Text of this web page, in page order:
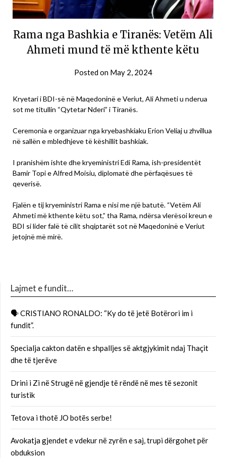
Rama nga Bashkia e Tiranës: Vetëm Ali
Ahmeti mund të më kthente këtu
Posted on May 2, 2024
Kryetari i BDI-së në Maqedoninë e Veriut, Ali Ahmeti u nderua
sot me titullin “Qytetar Nderi” i Tiranës.
Ceremonia e organizuar nga kryebashkiaku Erion Veliaj u zhvillua
në sallën e mbledhjeve të këshillit bashkiak.
I pranishëm ishte dhe kryeministri Edi Rama, ish-presidentët
Bamir Topi e Alfred Moisiu, diplomatë dhe përfaqësues të
qeverisë.
Fjalën e tij kryeministri Rama e nisi me një batutë. “Vetëm Ali
Ahmeti më kthente këtu sot,” tha Rama, ndërsa vlerësoi kreun e
BDI si lider falë të cilit shqiptarët sot në Maqedoninë e Veriut
jetojnë më mirë.
Lajmet e fundit…
🗣 CRISTIANO RONALDO: “Ky do të jetë Botërori im i
fundit”.
Specialja cakton datën e shpalljes së aktgjykimit ndaj Thaçit
dhe të tjerëve
Drini i Zi në Strugë në gjendje të rëndë në mes të sezonit
turistik
Tetova i thotë JO botës serbe!
Avokatja gjendet e vdekur në zyrën e saj, trupi dërgohet për
obduksion